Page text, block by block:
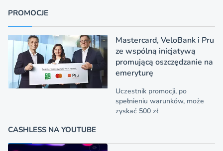
PROMOCJE
Mastercard, VeloBank i Pru
ze wspólną inicjatywą
promującą oszczędzanie na
emeryturę
Uczestnik promocji, po
spełnieniu warunków, może
zyskać 500 zł
CASHLESS NA YOUTUBE